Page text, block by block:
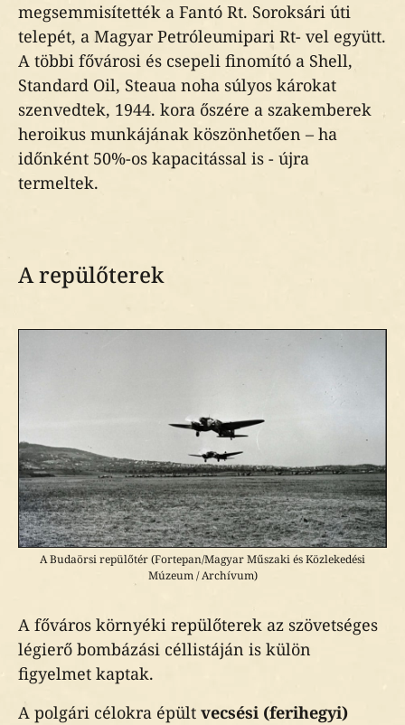
megsemmisítették a Fantó Rt. Soroksári úti
telepét, a Magyar Petróleumipari Rt- vel együtt.
A többi fővárosi és csepeli finomító a Shell,
Standard Oil, Steaua noha súlyos károkat
szenvedtek, 1944. kora őszére a szakemberek
heroikus munkájának köszönhetően – ha
időnként 50%-os kapacitással is - újra
termeltek.
A repülőterek
A Budaörsi repülőtér (Fortepan/Magyar Műszaki és Közlekedési
Múzeum / Archívum)
A főváros környéki repülőterek az szövetséges
légierő bombázási céllistáján is külön
figyelmet kaptak.
A polgári célokra épült vecsési (ferihegyi)